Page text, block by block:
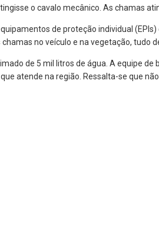
o cavalo mecânico. As chamas
de proteção individual
no veículo e na vegetação, tudo
de 5 mil litros de água. A equipe
atende na região. Ressalta-se que